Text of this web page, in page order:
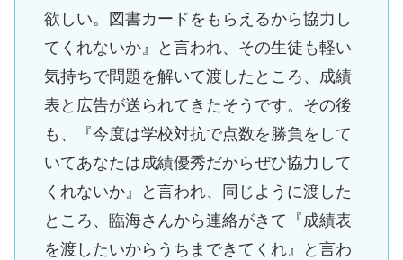
欲しい。図書カードをもらえるから協力し
てくれないか』と言われ、その生徒も軽い
気持ちで問題を解いて渡したところ、成績
表と広告が送られてきたそうです。その後
も、『今度は学校対抗で点数を勝負をして
いてあなたは成績優秀だからぜひ協力して
くれないか』と言われ、同じように渡した
ところ、臨海さんから連絡がきて『成績表
を渡したいからうちまできてくれ』と言わ